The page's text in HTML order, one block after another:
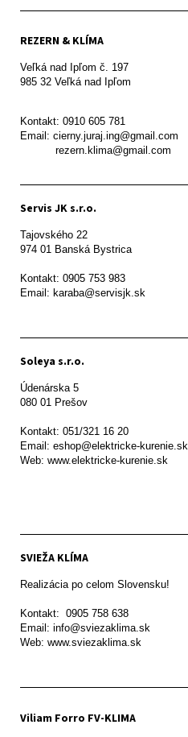
REZERN & KLÍMA
Veľká nad Ipľom č. 197
985 32 Veľká nad Ipľom
Kontakt: 0910 605 781
Email: cierny.juraj.ing@gmail.com
           rezern.klima@gmail.com
Servis JK s.r.o.
Tajovského 22
974 01 Banská Bystrica
Kontakt: 0905 753 983
Email: karaba@servisjk.sk
Soleya s.r.o.
Údenárska 5
080 01 Prešov
Kontakt: 051/321 16 20
Email: eshop@elektricke-kurenie.sk
Web: www.elektricke-kurenie.sk
SVIEŽA KLÍMA
Realizácia po celom Slovensku!
Kontakt:  0905 758 638
Email: info@sviezaklima.sk
Web: www.sviezaklima.sk
Viliam Forro FV-KLIMA